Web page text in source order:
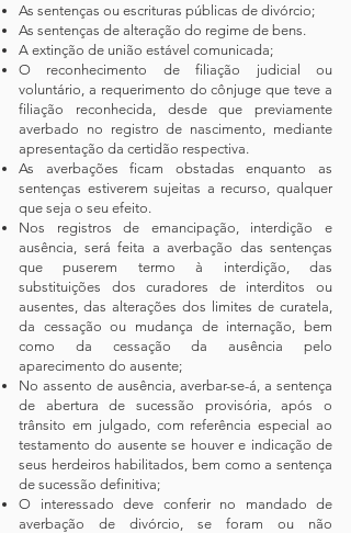
As sentenças ou escrituras públicas de divórcio;
As sentenças de alteração do regime de bens.
A extinção de união estável comunicada;
O reconhecimento de filiação judicial ou
voluntário, a requerimento do cônjuge que teve a
filiação reconhecida, desde que previamente
averbado no registro de nascimento, mediante
apresentação da certidão respectiva.
As averbações ficam obstadas enquanto as
sentenças estiverem sujeitas a recurso, qualquer
que seja o seu efeito.
Nos registros de emancipação, interdição e
ausência, será feita a averbação das sentenças
que puserem termo à interdição, das
substituições dos curadores de interditos ou
ausentes, das alterações dos limites de curatela,
da cessação ou mudança de internação, bem
como da cessação da ausência pelo
aparecimento do ausente;
No assento de ausência, averbar-se-á, a sentença
de abertura de sucessão provisória, após o
trânsito em julgado, com referência especial ao
testamento do ausente se houver e indicação de
seus herdeiros habilitados, bem como a sentença
de sucessão definitiva;
O interessado deve conferir no mandado de
averbação de divórcio, se foram ou não